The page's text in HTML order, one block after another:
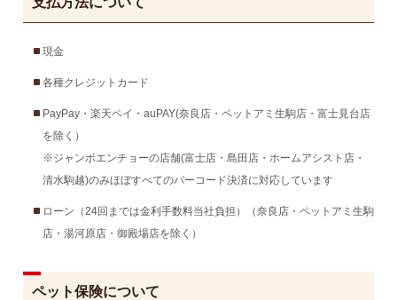
現金
各種クレジットカード
PayPay・楽天ペイ・auPAY(奈良店・ペットアミ生駒店・富士見台店
を除く）
※ジャンボエンチョーの店舗(富士店・島田店・ホームアシスト店・
清水駒越)のみほぼすべてのバーコード決済に対応しています
ローン（24回までは金利手数料当社負担）（奈良店・ペットアミ生駒
店・湯河原店・御殿場店を除く）
ペット保険について